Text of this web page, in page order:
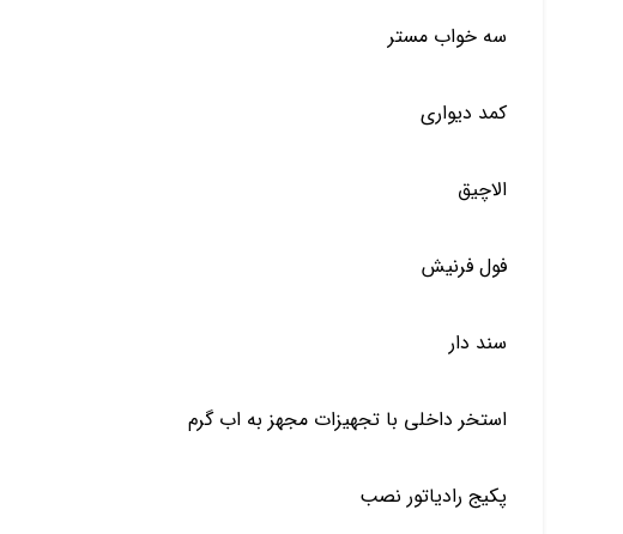
سه خواب مستر
کمد دیواری
الاچیق
فول فرنیش
سند دار
استخر داخلی با تجهیزات مجهز به اب گرم
پکیج رادیاتور نصب